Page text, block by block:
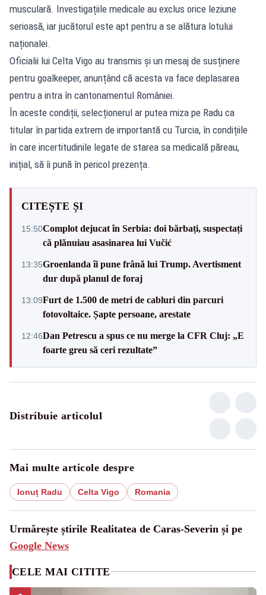
musculară. Investigațiile medicale au exclus orice leziune
serioasă, iar jucătorul este apt pentru a se alătura lotului
naționalei.
Oficialii lui Celta Vigo au transmis și un mesaj de susținere
pentru goalkeeper, anunțând că acesta va face deplasarea
pentru a intra în cantonamentul României.
În aceste condiții, selecționerul ar putea miza pe Radu ca
titular în partida extrem de importantă cu Turcia, în condițiile
în care incertitudinile legate de starea sa medicală păreau,
inițial, să îi pună în pericol prezența.
CITEȘTE ȘI
15:50Complot dejucat în Serbia: doi bărbați, suspectați
că plănuiau asasinarea lui Vučić
13:35Groenlanda îi pune frână lui Trump. Avertisment
dur după planul de foraj
13:09Furt de 1.500 de metri de cabluri din parcuri
fotovoltaice. Șapte persoane, arestate
12:46Dan Petrescu a spus ce nu merge la CFR Cluj: „E
foarte greu să ceri rezultate”
Distribuie articolul
Mai multe articole despre
Ionuț Radu Celta Vigo Romania
Urmărește știrile Realitatea de Caras-Severin și pe
Google News
CELE MAI CITITE